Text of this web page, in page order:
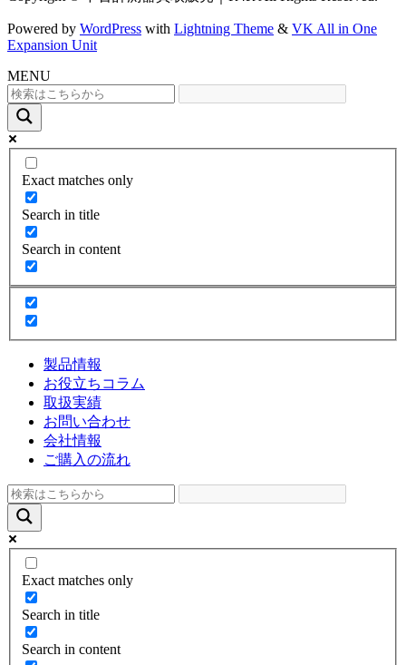
Powered by WordPress with Lightning Theme & VK All in One
Expansion Unit
MENU
Exact matches only
Search in title
Search in content
製品情報
お役立ちコラム
取扱実績
お問い合わせ
会社情報
ご購入の流れ
Exact matches only
Search in title
Search in content